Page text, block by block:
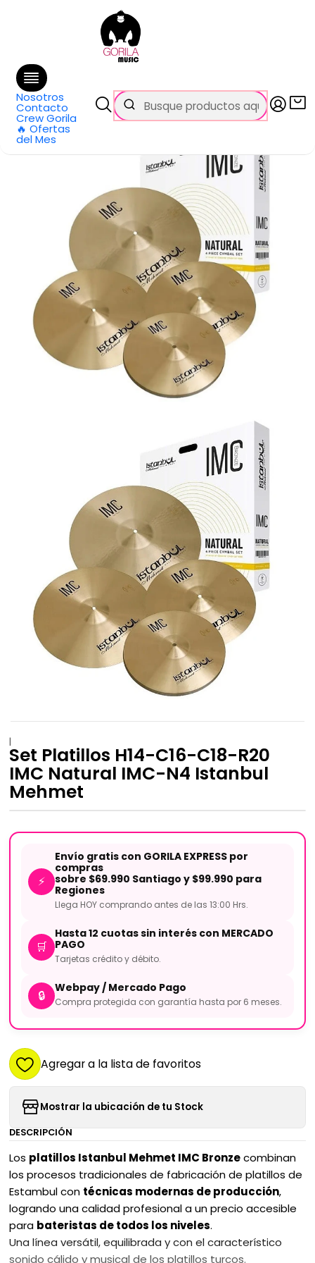
Nosotros
Contacto
Crew Gorila
🔥 Ofertas
del Mes
GRATIS
en Santiago y $99.990 en Regiones
Inicio Todos los productos
Set Platillos H14-C16-C18-R20 IMC Natural IMC-N4 Istanbul
|
Set Platillos H14-C16-C18-R20
IMC Natural IMC-N4 Istanbul
Mehmet
⚡
Envío gratis con GORILA EXPRESS por
compras
sobre $69.990 Santiago y $99.990 para
Regiones
Llega HOY comprando antes de las 13:00 Hrs.
🛒
Hasta 12 cuotas sin interés con MERCADO
PAGO
Tarjetas crédito y débito.
🔒
Webpay / Mercado Pago
Compra protegida con garantía hasta por 6 meses.
Agregar a la lista de favoritos
Mostrar la ubicación de tu Stock
DESCRIPCIÓN
Los platillos Istanbul Mehmet IMC Bronzecombinan
los procesos tradicionales de fabricación de platillos de
Estambul con técnicas modernas de producción,
logrando una calidad profesional a un precio accesible
para bateristas de todos los niveles.
Una línea versátil, equilibrada y con el característico
sonido cálido y musical de los platillos turcos.